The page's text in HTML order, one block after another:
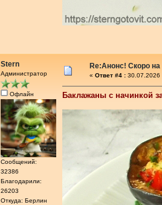
Stern
Администратор
Офлайн
Сообщений:
32386
Благодарили:
26203
Откуда: Берлин
Re:Анонс! Скоро
« Ответ #4 : 30.07.2026
Баклажаны с начинкой